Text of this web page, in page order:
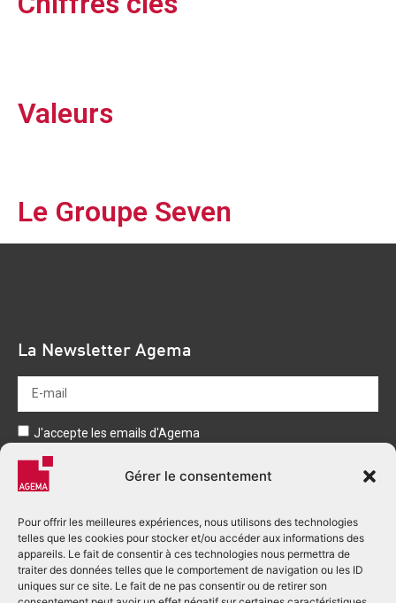
Gérer le consentement
Pour offrir les meilleures expériences, nous utilisons des technologies
telles que les cookies pour stocker et/ou accéder aux informations des
appareils. Le fait de consentir à ces technologies nous permettra de
traiter des données telles que le comportement de navigation ou les ID
uniques sur ce site. Le fait de ne pas consentir ou de retirer son
Valeurs
Le Groupe Seven
La Newsletter Agema
J'accepte les emails d'Agema